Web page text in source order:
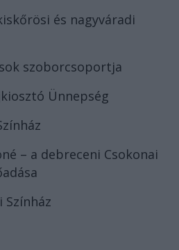
és nagyváradi
szoborcsoportja
Ünnepség
– a debreceni Csokonai
Színház